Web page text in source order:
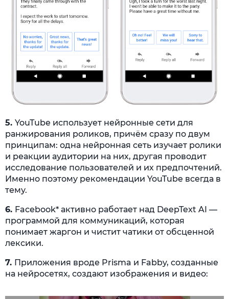
5. YouTube использует нейронные сети для
ранжирования роликов, причём сразу по двум
принципам: одна нейронная сеть изучает ролики
и реакции аудитории на них, другая проводит
исследование пользователей и их предпочтений.
Именно поэтому рекомендации YouTube всегда в
тему.
6. Facebook* активно работает над DeepText AI —
программой для коммуникаций, которая
понимает жаргон и чистит чатики от обсценной
лексики.
7. Приложения вроде Prisma и Fabby, созданные
на нейросетях, создают изображения и видео: